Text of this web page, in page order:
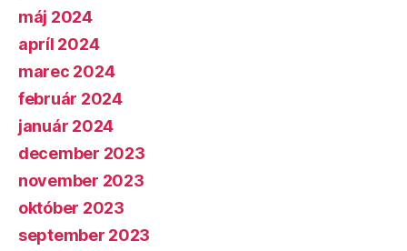
máj 2024
apríl 2024
marec 2024
február 2024
január 2024
december 2023
november 2023
október 2023
september 2023